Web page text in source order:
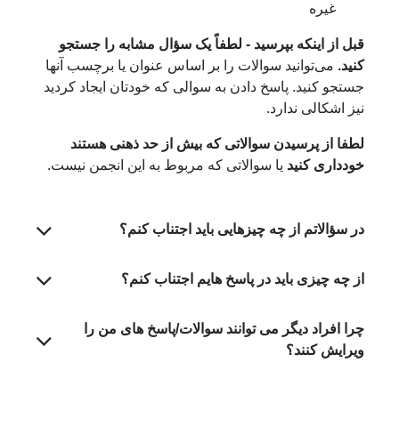
غیره
قبل از اینکه بپرسید - لطفاً یک سؤال مشابه را جستجو
کنید. می‌توانید سوالات را بر اساس عنوان یا برچسب آنها
جستجو کنید. پاسخ دادن به سوالی که خودتان ایجاد کردید
نیز اشکالی ندارد.
لطفا از پرسیدن سوالاتی که بیش از حد ذهنی هستند
خودداری کنید یا سوالاتی که مربوط به این انجمن نیست.
در سؤالاتم از چه چیزهایی باید اجتناب کنم؟
از چه چیزی باید در پاسخ هایم اجتناب کنم؟
چرا افراد دیگر می توانند سوالات/پاسخ های من را
ویرایش کنند؟